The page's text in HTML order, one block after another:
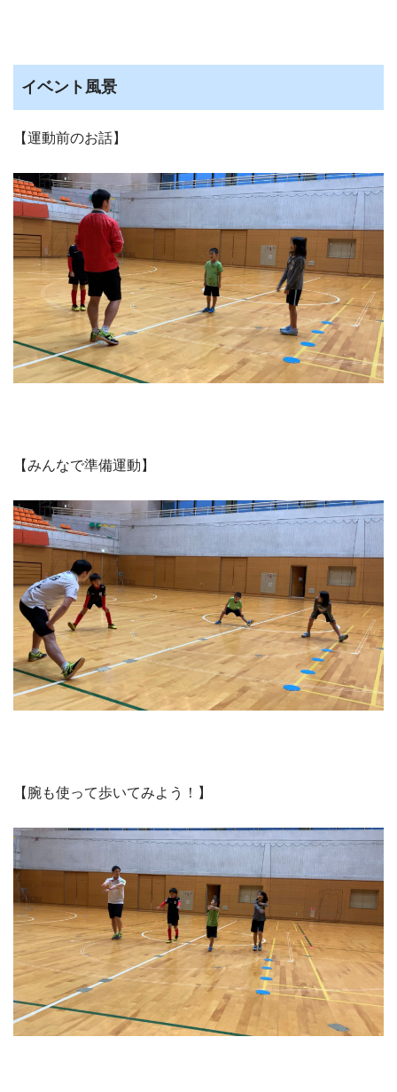
イベント風景
【運動前のお話】
【みんなで準備運動】
【腕も使って歩いてみよう！】